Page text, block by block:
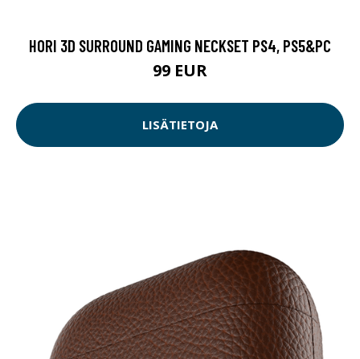
HORI 3D SURROUND GAMING NECKSET PS4, PS5&PC
99 EUR
LISÄTIETOJA